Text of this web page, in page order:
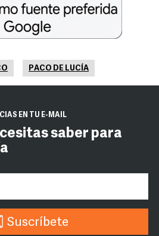
PACO DE LUCÍA
EN TU E-MAIL
saber para
Suscríbete